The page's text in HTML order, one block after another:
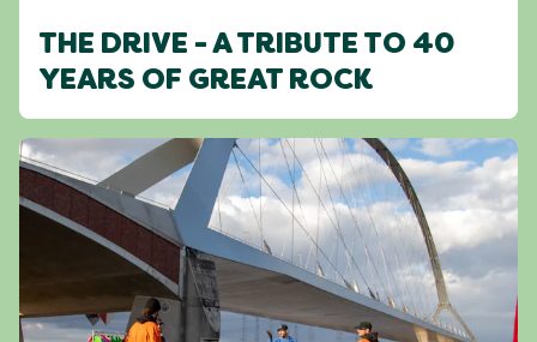
THE DRIVE - A TRIBUTE TO 40
YEARS OF GREAT ROCK